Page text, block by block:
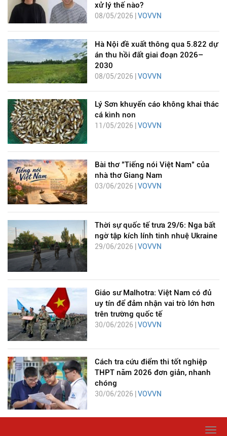
xử lý thế nào?
08/05/2026 | VOVVN
Hà Nội đề xuất thông qua 5.822 dự
án thu hồi đất giai đoạn 2026–
2030
08/05/2026 | VOVVN
Lý Sơn khuyến cáo không khai thác
cá kình non
11/05/2026 | VOVVN
Bài thơ "Tiếng nói Việt Nam" của
nhà thơ Giang Nam
03/06/2026 | VOVVN
Thời sự quốc tế trưa 29/6: Nga bất
ngờ tập kích lính tinh nhuệ Ukraine
29/06/2026 | VOVVN
Giáo sư Malhotra: Việt Nam có đủ
uy tín để đảm nhận vai trò lớn hơn
trên trường quốc tế
30/06/2026 | VOVVN
Cách tra cứu điểm thi tốt nghiệp
THPT năm 2026 đơn giản, nhanh
chóng
30/06/2026 | VOVVN